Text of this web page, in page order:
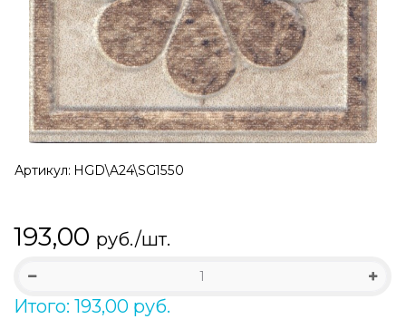
Артикул: HGD\A24\SG1550
193,00 руб./шт.
Итого: 193,00 руб.